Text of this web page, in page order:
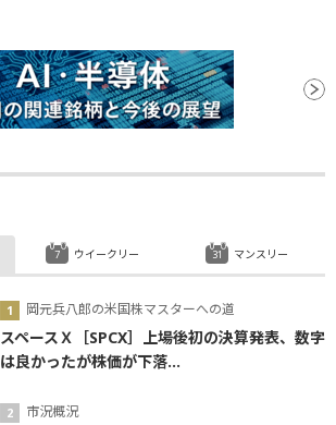
岡元兵八郎の米国株マスターへの道
スペースＸ［SPCX］上場後初の決算発表、数字
は良かったが株価が下落...
市況概況
ウイークリー マンスリー